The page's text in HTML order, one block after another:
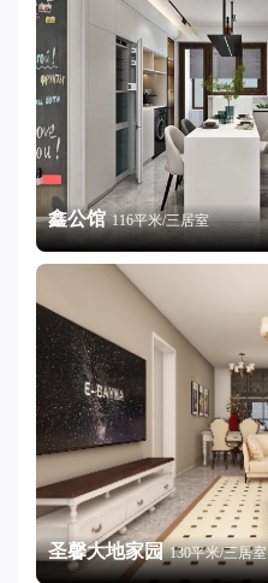
鑫公馆 116平米/三居室
圣馨大地家园 130平米/三居室